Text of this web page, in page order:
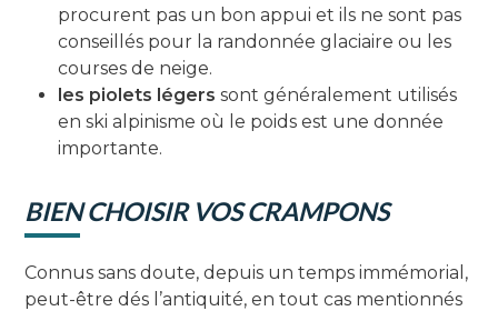
procurent pas un bon appui et ils ne sont pas
conseillés pour la randonnée glaciaire ou les
courses de neige.
les piolets légers sont généralement utilisés
en ski alpinisme où le poids est une donnée
importante.
BIEN CHOISIR VOS CRAMPONS
Connus sans doute, depuis un temps immémorial,
peut-être dés l’antiquité, en tout cas mentionnés